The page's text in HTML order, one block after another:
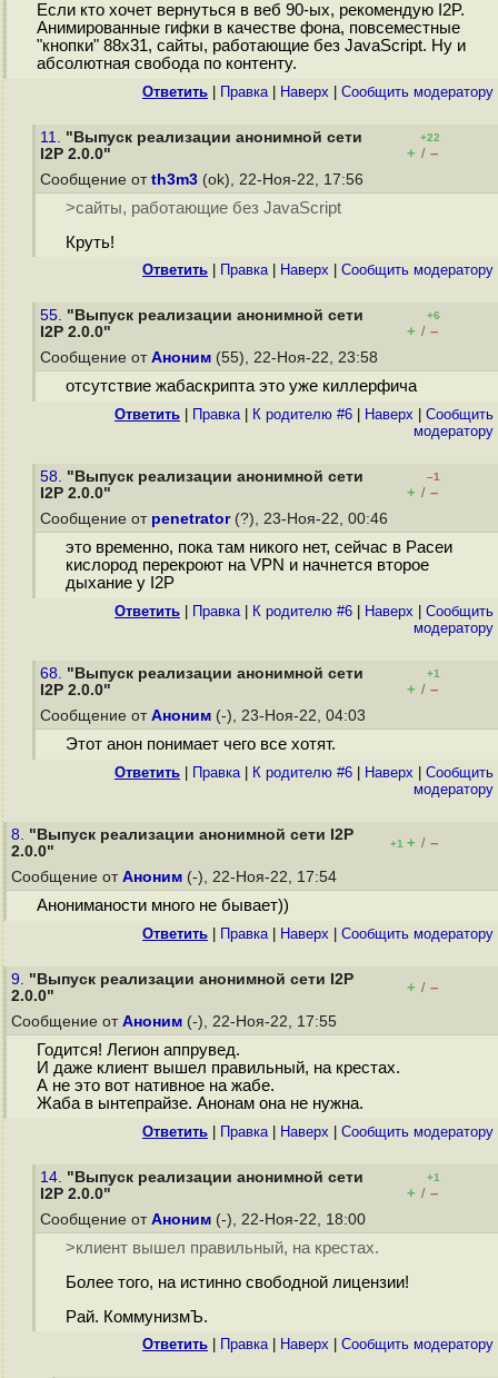
Если кто хочет вернуться в веб 90-ых, рекомендую I2P.
Анимированные гифки в качестве фона, повсеместные
"кнопки" 88x31, сайты, работающие без JavaScript. Ну и
абсолютная свобода по контенту.
Ответить Правка| Наверх Cообщить модератору
11. "Выпуск реализации анонимной сети
I2P 2.0.0"
+22
+ / –
Сообщение от th3m3 (ok), 22-Ноя-22, 17:56
>сайты, работающие без JavaScript
Круть!
Ответить Правка| Наверх Cообщить модератору
55. "Выпуск реализации анонимной сети
I2P 2.0.0"
+6
+ / –
Сообщение от Аноним (55), 22-Ноя-22, 23:58
отсутствие жабаскрипта это уже киллерфича
Ответить Правка| К родителю #6 Наверх
Cообщить
модератору
58. "Выпуск реализации анонимной сети
I2P 2.0.0"
–1
+ / –
Сообщение от penetrator(?), 23-Ноя-22, 00:46
это временно, пока там никого нет, сейчас в Расеи
кислород перекроют на VPN и начнется второе
дыхание у I2P
Ответить Правка| К родителю #6 Наверх
Cообщить
модератору
68. "Выпуск реализации анонимной сети
I2P 2.0.0"
+1
+ / –
Сообщение от Аноним (-), 23-Ноя-22, 04:03
Этот анон понимает чего все хотят.
Ответить Правка| К родителю #6 Наверх
Cообщить
модератору
8. "Выпуск реализации анонимной сети I2P
2.0.0"
+1 + / –
Сообщение от Аноним (-), 22-Ноя-22, 17:54
Анониманости много не бывает))
Ответить Правка| Наверх Cообщить модератору
9. "Выпуск реализации анонимной сети I2P
2.0.0"
+ / –
Сообщение от Аноним (-), 22-Ноя-22, 17:55
Годится! Легион аппрувед.
И даже клиент вышел правильный, на крестах.
А не это вот нативное на жабе.
Жаба в ынтепрайзе. Анонам она не нужна.
Ответить Правка| Наверх Cообщить модератору
14. "Выпуск реализации анонимной сети
I2P 2.0.0"
+1
+ / –
Сообщение от Аноним (-), 22-Ноя-22, 18:00
>клиент вышел правильный, на крестах.
Более того, на истинно свободной лицензии!
Рай. КоммунизмЪ.
Ответить Правка| Наверх Cообщить модератору